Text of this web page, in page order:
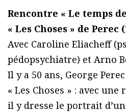
Rencontre « Le temps
« Les Choses » de Perec
Avec Caroline Eliacheff
pédopsychiatre) et Arno
Il y a 50 ans, George
« Les Choses » : avec
il y dresse le portrait